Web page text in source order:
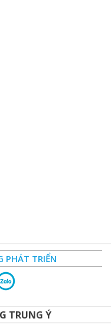
PHÁT TRIỂN
TRUNG Ý